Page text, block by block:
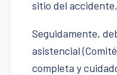
sitio del
Seguidamente,
asistencial
completa y